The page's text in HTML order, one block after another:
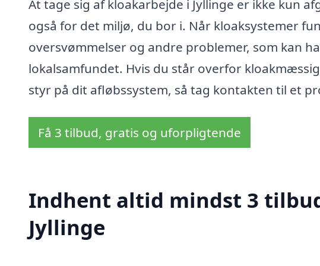
At tage sig af kloakarbejde i Jyllinge er ikke kun
også for det miljø, du bor i. Når kloaksystemer
oversvømmelser og andre problemer, som kan
lokalsamfundet. Hvis du står overfor
styr på dit afløbssystem, så tag kontakten til et
Få 3 tilbud, gratis og uforpligtende
Indhent altid mindst 3
Jyllinge